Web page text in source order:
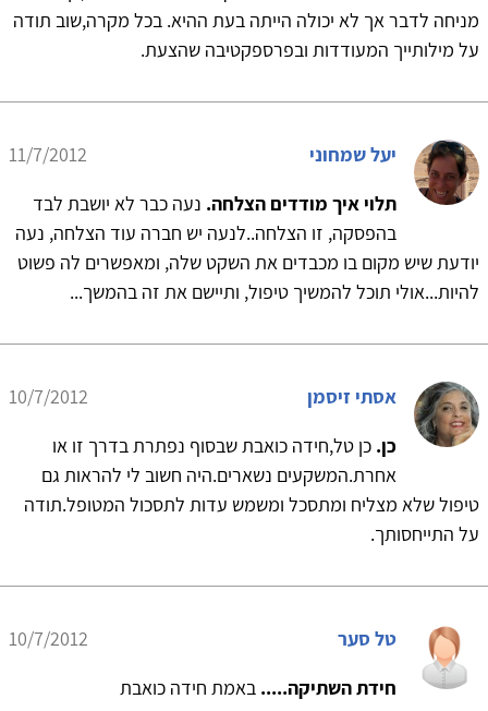
מניחה לדבר אך לא יכולה הייתה בעת ההיא. בכל מקרה,שוב תודה
על מילותייך המעודדות ובפרספקטיבה שהצעת.
יעל שמחוני
11/7/2012
תלוי איך מודדים הצלחה. נעה כבר לא יושבת לבד
בהפסקה, זו הצלחה..לנעה יש חברה עוד הצלחה, נעה
יודעת שיש מקום בו מכבדים את השקט שלה, ומאפשרים לה פשוט
להיות...אולי תוכל להמשיך טיפול, ותיישם את זה בהמשך...
אסתי זיסמן
10/7/2012
כן. כן טל,חידה כואבת שבסוף נפתרת בדרך זו או
אחרת.המשקעים נשארים.היה חשוב לי להראות גם
טיפול שלא מצליח ומתסכל ומשמש עדות לתסכול המטופל.תודה
על התייחסותך.
טל סער
10/7/2012
חידת השתיקה..... באמת חידה כואבת